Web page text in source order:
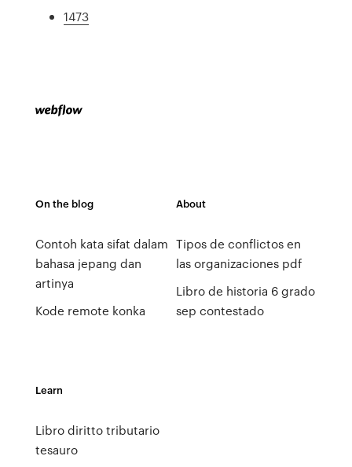
1473
On the blog
Contoh kata sifat dalam
bahasa jepang dan
artinya
Kode remote konka
About
Tipos de conflictos en
las organizaciones pdf
Libro de historia 6 grado
sep contestado
Learn
Libro diritto tributario
tesauro